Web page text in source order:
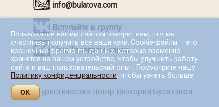
Пользование нашим сайтом говорит нам, что мы
счастливы получить все ваши куки. Cookie-файлы – это
крошечные фрагменты данных, которые временно
хранятся на вашем устройстве, чтобы улучшить работу
сайта и ваш пользовательский опыт. Посмотрите нашу
Политику конфиденциальности, чтобы узнать больше.
OK
info@bulatova.com
Вступайте в группу
Наш Телеграм-канал